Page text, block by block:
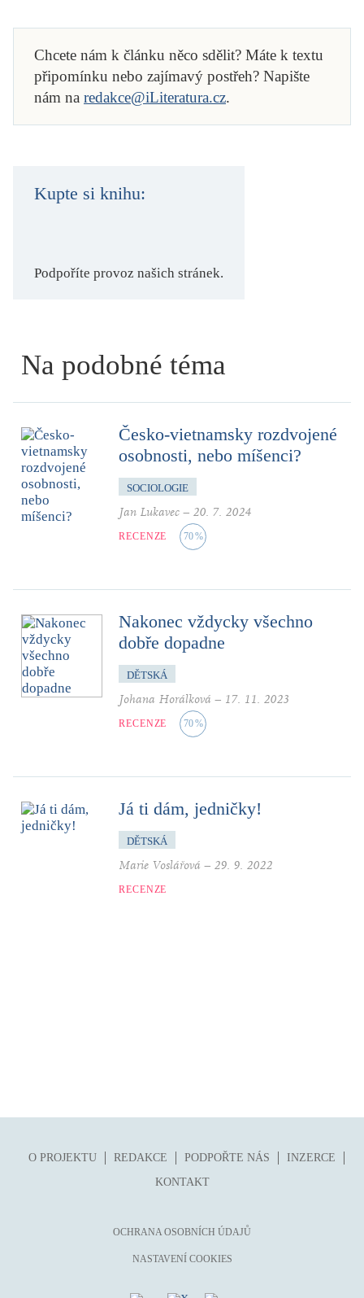
Chcete nám k článku něco sdělit? Máte k textu
připomínku nebo zajímavý postřeh? Napište
nám na redakce@iLiteratura.cz.
Kupte si knihu:
Podpoříte provoz našich stránek.
Na podobné téma
Česko-vietnamsky rozdvojené
osobnosti, nebo míšenci?
SOCIOLOGIE
Jan Lukavec – 20. 7. 2024
RECENZE 70%
Nakonec vždycky všechno
dobře dopadne
DĚTSKÁ
Johana Horálková – 17. 11. 2023
RECENZE 70%
Já ti dám, jedničky!
DĚTSKÁ
Marie Voslářová – 29. 9. 2022
RECENZE
O PROJEKTU REDAKCE PODPOŘTE NÁS
INZERCE
KONTAKT
OCHRANA OSOBNÍCH ÚDAJŮ
NASTAVENÍ COOKIES